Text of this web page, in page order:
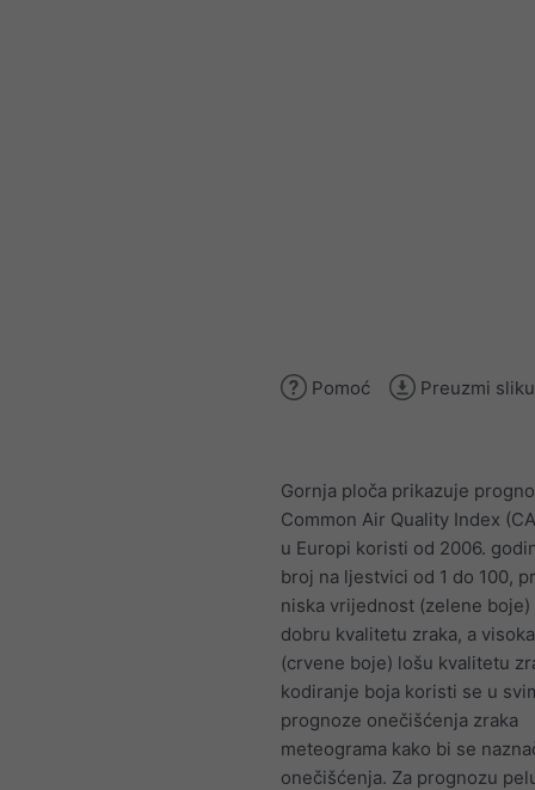
Pomoć Preuzmi sliku
Gornja ploča prikazuje
Common Air Quality Index
u Europi koristi od 2006.
broj na ljestvici od 1 do 100,
niska vrijednost (zelene boje)
dobru kvalitetu zraka, a
(crvene boje) lošu kvalitetu
kodiranje boja koristi se u
prognoze onečišćenja zraka
meteograma kako bi se
onečišćenja. Za prognozu